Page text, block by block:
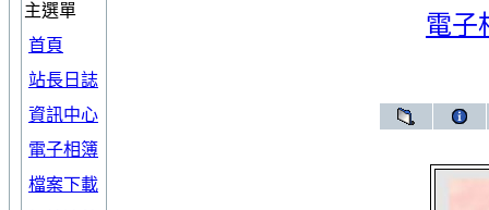
主選單
首頁
站長日誌
資訊中心
電子相簿
檔案下載
電子